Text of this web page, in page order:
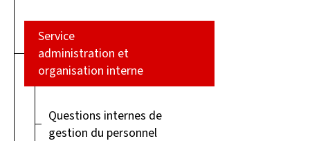
Service
administration et
organisation interne
Questions internes de
gestion du personnel